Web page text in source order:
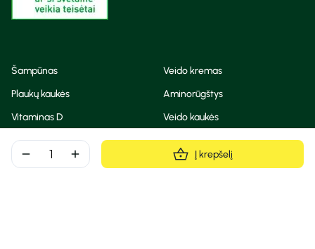
remove add Į krepšelį
Šampūnas
Veido kremas
Plaukų kaukės
Aminorūgštys
Vitaminas D
Veido kaukės
Korėjietiška kosmetika
Eteriniai aliejai
Dezodorantas
BB ir CC kremas